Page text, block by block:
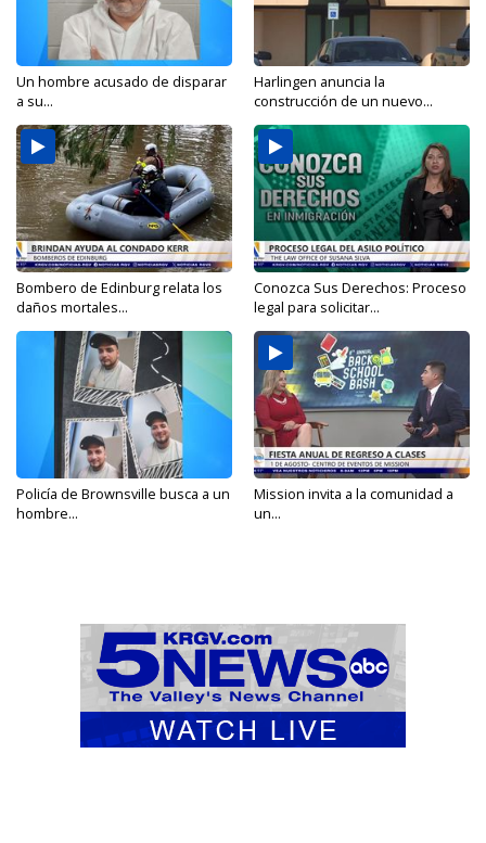
Un hombre acusado de disparar
a su...
Harlingen anuncia la
construcción de un nuevo...
Bombero de Edinburg relata los
daños mortales...
Conozca Sus Derechos: Proceso
legal para solicitar...
Policía de Brownsville busca a un
hombre...
Mission invita a la comunidad a
un...